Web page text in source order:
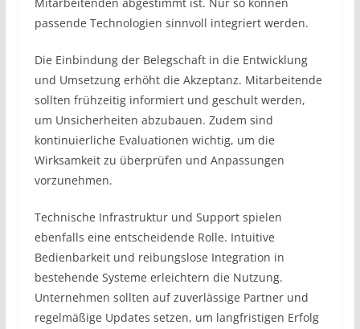
passende Technologien sinnvoll integriert werden.
Die Einbindung der Belegschaft in die Entwicklung
und Umsetzung erhöht die Akzeptanz. Mitarbeitende
sollten frühzeitig informiert und geschult werden,
um Unsicherheiten abzubauen. Zudem sind
kontinuierliche Evaluationen wichtig, um die
Wirksamkeit zu überprüfen und Anpassungen
vorzunehmen.
Technische Infrastruktur und Support spielen
ebenfalls eine entscheidende Rolle. Intuitive
Bedienbarkeit und reibungslose Integration in
bestehende Systeme erleichtern die Nutzung.
Unternehmen sollten auf zuverlässige Partner und
regelmäßige Updates setzen, um langfristigen Erfolg